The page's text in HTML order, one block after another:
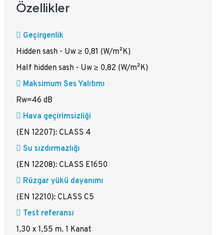
Özellikler
Geçirgenlik
Hidden sash - Uw ≥ 0,81 (W/m²K)
Half hidden sash - Uw ≥ 0,82 (W/m²K)
Maksimum Ses Yalıtımı
Rw=46 dB
Hava geçirimsizliği
(EN 12207): CLASS 4
Su sızdırmazlığı
(EN 12208): CLASS E1650
Rüzgar yükü dayanımı
(EN 12210): CLASS C5
Test referansı
1,30 x 1,55 m. 1 Kanat